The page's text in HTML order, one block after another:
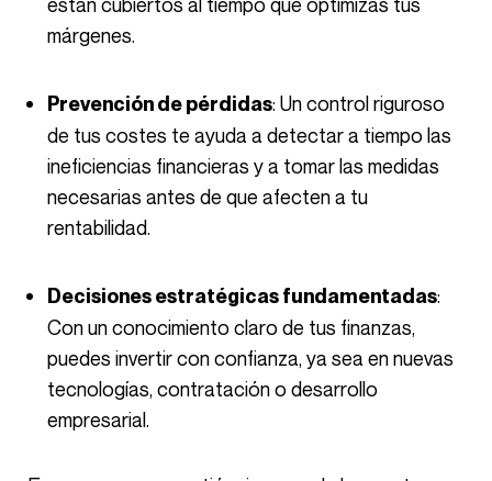
márgenes.
Prevención de pérdidas: Un control riguroso
de tus costes te ayuda a detectar a tiempo las
ineficiencias financieras y a tomar las medidas
necesarias antes de que afecten a tu
rentabilidad.
Decisiones estratégicas fundamentadas:
Con un conocimiento claro de tus finanzas,
puedes invertir con confianza, ya sea en nuevas
tecnologías, contratación o desarrollo
empresarial.